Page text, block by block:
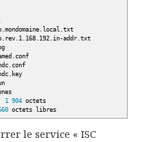
addr.txt
1 904 octets
octets libres
le service « ISC